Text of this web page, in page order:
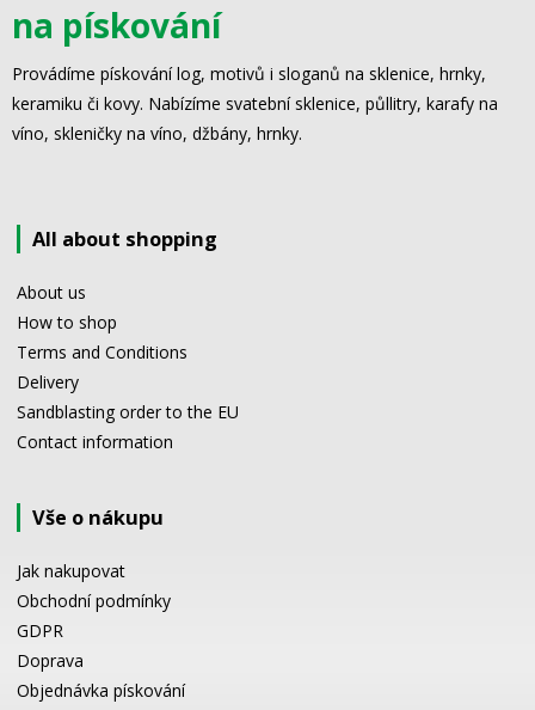
na pískování
Provádíme pískování log, motivů i sloganů na sklenice, hrnky,
keramiku či kovy. Nabízíme svatební sklenice, půllitry, karafy na
víno, skleničky na víno, džbány, hrnky.
All about shopping
About us
How to shop
Terms and Conditions
Delivery
Sandblasting order to the EU
Contact information
Vše o nákupu
Jak nakupovat
Obchodní podmínky
GDPR
Doprava
Objednávka pískování